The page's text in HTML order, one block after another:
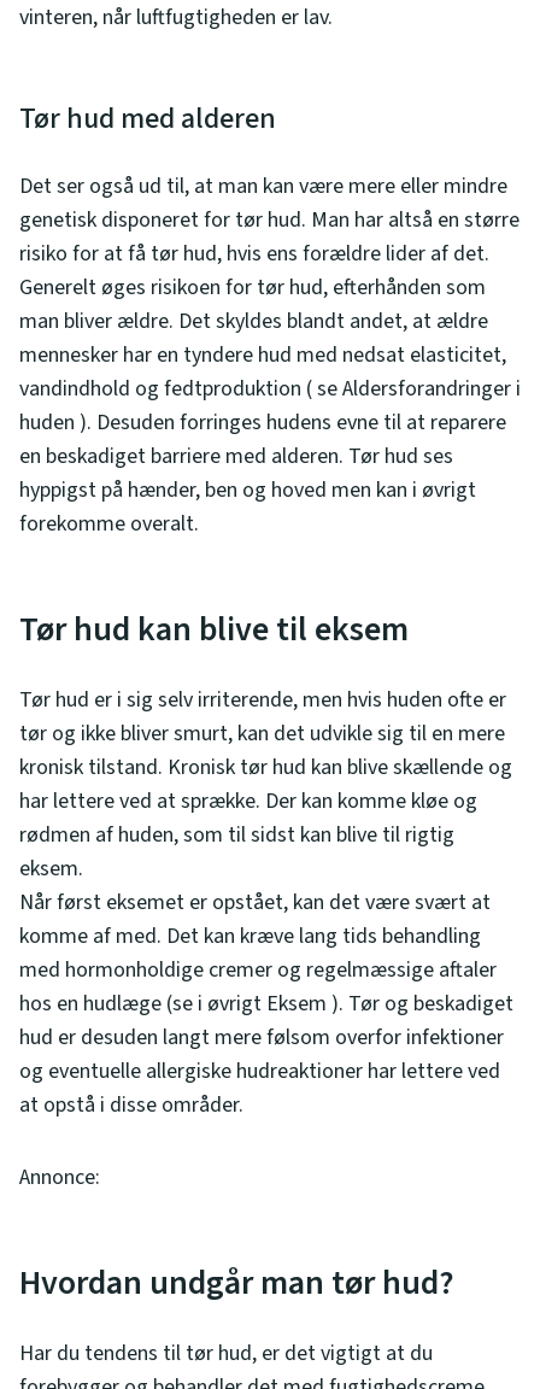
vinteren, når luftfugtigheden er lav.
Tør hud med alderen
Det ser også ud til, at man kan være mere eller mindre
genetisk disponeret for tør hud. Man har altså en større
risiko for at få tør hud, hvis ens forældre lider af det.
Generelt øges risikoen for tør hud, efterhånden som
man bliver ældre. Det skyldes blandt andet, at ældre
mennesker har en tyndere hud med nedsat elasticitet,
vandindhold og fedtproduktion ( se Aldersforandringer i
huden ). Desuden forringes hudens evne til at reparere
en beskadiget barriere med alderen. Tør hud ses
hyppigst på hænder, ben og hoved men kan i øvrigt
forekomme overalt.
Tør hud kan blive til eksem
Tør hud er i sig selv irriterende, men hvis huden ofte er
tør og ikke bliver smurt, kan det udvikle sig til en mere
kronisk tilstand. Kronisk tør hud kan blive skællende og
har lettere ved at sprække. Der kan komme kløe og
rødmen af huden, som til sidst kan blive til rigtig
eksem.
Når først eksemet er opstået, kan det være svært at
komme af med. Det kan kræve lang tids behandling
med hormonholdige cremer og regelmæssige aftaler
hos en hudlæge (se i øvrigt Eksem ). Tør og beskadiget
hud er desuden langt mere følsom overfor infektioner
og eventuelle allergiske hudreaktioner har lettere ved
at opstå i disse områder.
Annonce:
Hvordan undgår man tør hud?
Har du tendens til tør hud, er det vigtigt at du